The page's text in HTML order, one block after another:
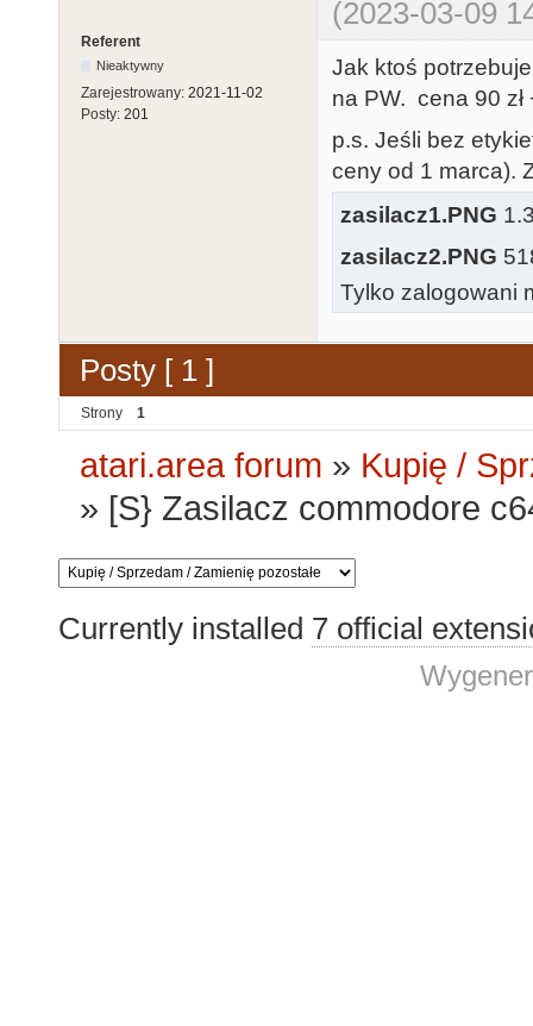
(2023-03-09
Referent
Nieaktywny
Zarejestrowany: 2021-11-02
Posty: 201
Jak ktoś
na PW. cena 90 zł
p.s. Jeśli bez
ceny od 1 marca).
zasilacz1.PNG
zasilacz2.PNG
Tylko zalogowani
Posty [ 1 ]
Strony 1
atari.area forum » Kupię /
» [S} Zasilacz commodore
Currently installed 7 official